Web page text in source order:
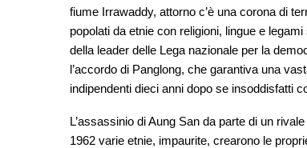
fiume Irrawaddy, attorno c’è una corona di
popolati da etnie con religioni, lingue e
della leader delle Lega nazionale per la
l’accordo di Panglong, che garantiva una
indipendenti dieci anni dopo se insoddisfatti
L’assassinio di Aung San da parte di un
1962 varie etnie, impaurite, crearono le